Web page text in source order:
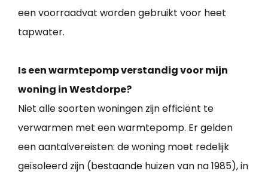
een voorraadvat worden gebruikt voor heet
tapwater.
Is een warmtepomp verstandig voor mijn
woning in Westdorpe?
Niet alle soorten woningen zijn efficiënt te
verwarmen met een warmtepomp. Er gelden
een aantalvereisten: de woning moet redelijk
geïsoleerd zijn (bestaande huizen van na 1985), in